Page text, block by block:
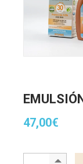
47,00€
EMULSIÓN